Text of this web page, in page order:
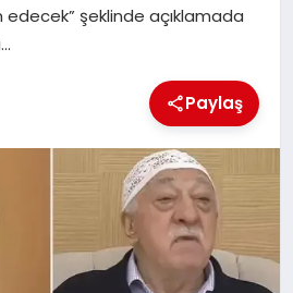
şeklinde açıklamada
Paylaş